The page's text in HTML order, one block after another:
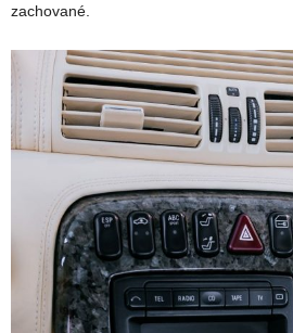
zachované.